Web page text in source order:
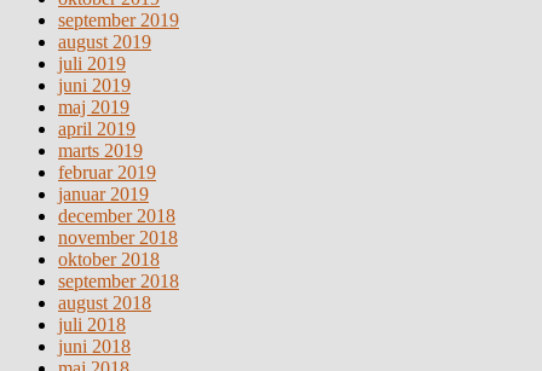
september 2019
august 2019
juli 2019
juni 2019
maj 2019
april 2019
marts 2019
februar 2019
januar 2019
december 2018
november 2018
oktober 2018
september 2018
august 2018
juli 2018
juni 2018